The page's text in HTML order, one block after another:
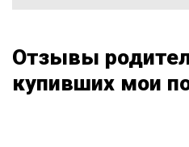
Отзывы
купивших мои